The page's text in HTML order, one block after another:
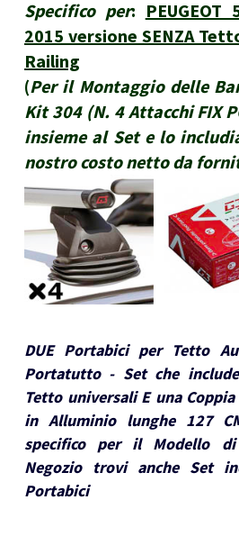
Specifico per:
2015 versione SENZA
Railing
(Per il Montaggio delle
Kit 304 (N. 4 Attacchi FIX
insieme al Set e lo
nostro costo netto da
DUE Portabici per Tetto
Portatutto - Set che
Tetto universali E una
in Alluminio lunghe 127
specifico per il Modello
Negozio trovi anche Set
Portabici